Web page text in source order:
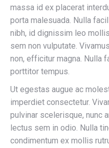
massa id ex placerat
porta malesuada. Nulla
nibh, id dignissim leo
sem non vulputate.
non, efficitur magna. Nulla
porttitor tempus.
Ut egestas augue ac
imperdiet consectetur.
pulvinar scelerisque, nunc
lectus sem in odio. Nulla
condimentum ex mollis